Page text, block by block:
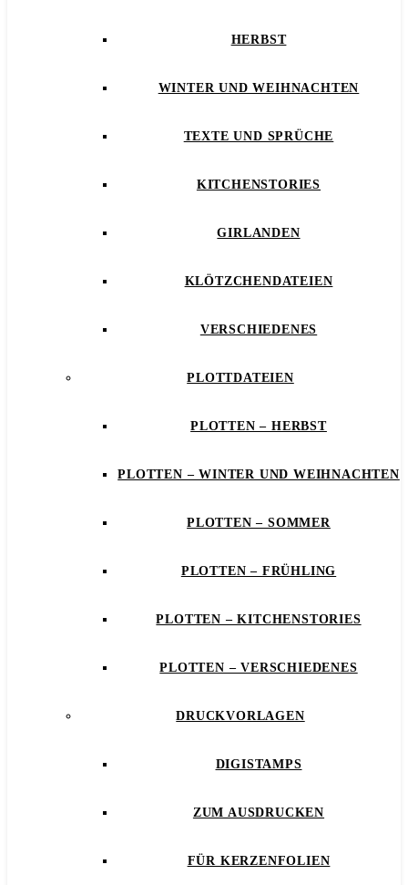
HERBST
WINTER UND WEIHNACHTEN
TEXTE UND SPRÜCHE
KITCHENSTORIES
GIRLANDEN
KLÖTZCHENDATEIEN
VERSCHIEDENES
PLOTTDATEIEN
PLOTTEN – HERBST
PLOTTEN – WINTER UND WEIHNACHTEN
PLOTTEN – SOMMER
PLOTTEN – FRÜHLING
PLOTTEN – KITCHENSTORIES
PLOTTEN – VERSCHIEDENES
DRUCKVORLAGEN
DIGISTAMPS
ZUM AUSDRUCKEN
FÜR KERZENFOLIEN